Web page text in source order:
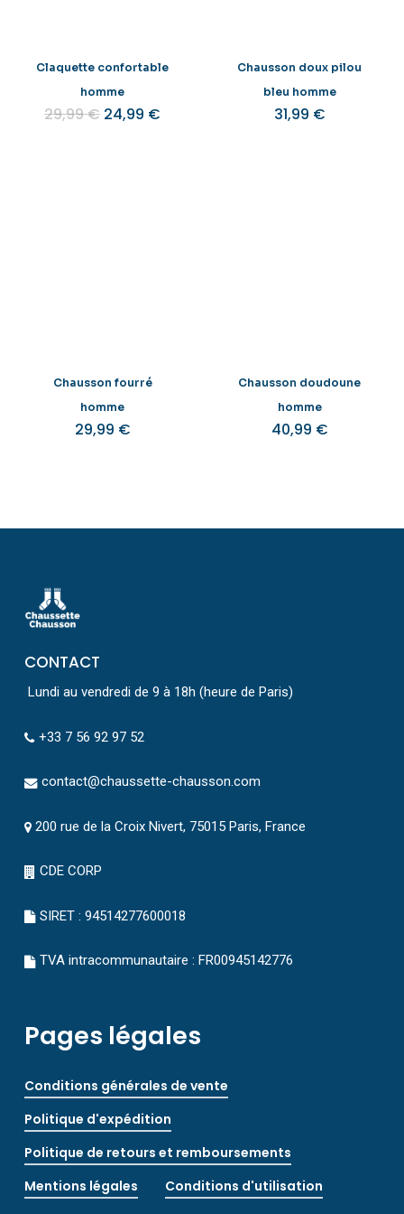
Claquette confortable
homme
29,99€ Le
prix
24,99 €
Chausson doux pilou
bleu homme
31,99 €
Chausson fourré
homme
29,99 €
Chausson doudoune
homme
40,99 €
CONTACT
Lundi au vendredi de 9 à 18h (heure de Paris)
+33 7 56 92 97 52
contact@chaussette-chausson.com
200 rue de la Croix Nivert, 75015 Paris, France
CDE CORP
SIRET : 94514277600018
TVA intracommunautaire : FR00945142776
Pages légales
Conditions générales de vente
Politique d'expédition
Politique de retours et remboursements
Mentions légales
Conditions d'utilisation